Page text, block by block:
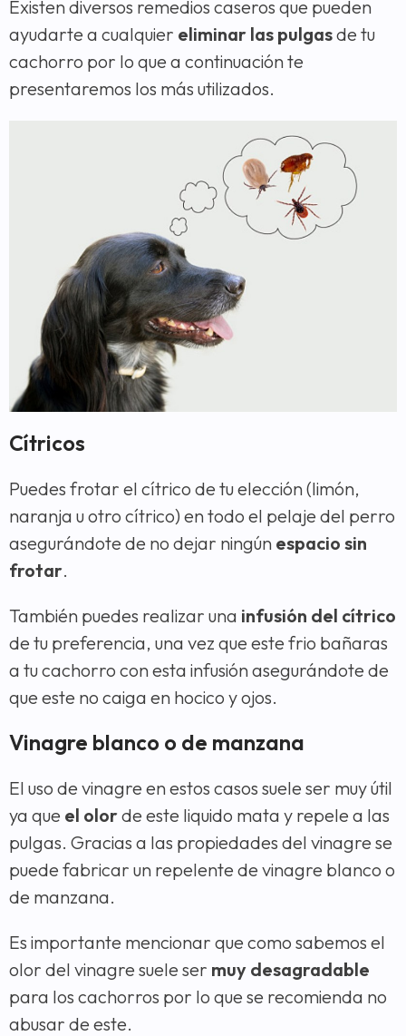
Existen diversos remedios caseros que pueden
ayudarte a cualquier eliminar las pulgasde tu
cachorro por lo que a continuación te
presentaremos los más utilizados.
Cítricos
Puedes frotar el cítrico de tu elección (limón,
naranja u otro cítrico) en todo el pelaje del perro
asegurándote de no dejar ningún espacio sin
frotar.
También puedes realizar una infusión del cítrico
de tu preferencia, una vez que este frio bañaras
a tu cachorro con esta infusión asegurándote de
que este no caiga en hocico y ojos.
Vinagre blanco o de manzana
El uso de vinagre en estos casos suele ser muy útil
ya que el olorde este liquido mata y repele a las
pulgas. Gracias a las propiedades del vinagre se
puede fabricar un repelente de vinagre blanco o
de manzana.
Es importante mencionar que como sabemos el
olor del vinagre suele ser muy desagradable
para los cachorros por lo que se recomienda no
abusar de este.